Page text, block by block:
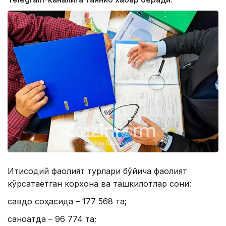
Иқтисодий фаолият турлари бўйича фаолият
кўрсатаётган корхона ва ташкилотлар сони:
савдо соҳасида – 177 568 та;
саноатда – 96 774 та;